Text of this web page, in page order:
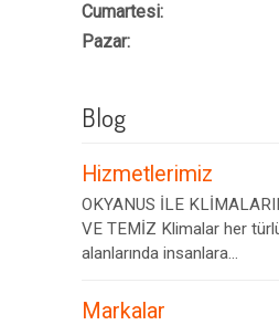
Cumartesi:
Pazar:
Blog
Hizmetlerimiz
OKYANUS İLE
VE TEMİZ Klimalar her
alanlarında insanlara...
Markalar